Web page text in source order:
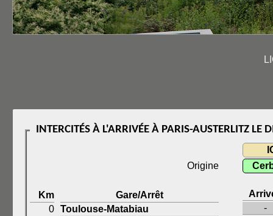
INTERCITÉS À L'ARRIVÉE À PARIS-AUSTERLITZ
Origine
Km Gare/Arrêt
0 Toulouse-Matabiau
-